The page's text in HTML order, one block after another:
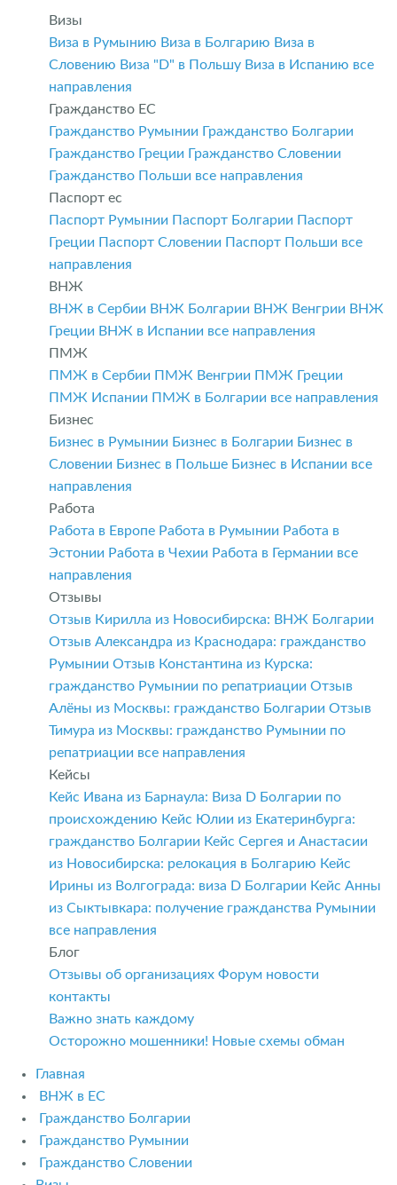
Визы
Виза в Румынию Виза в Болгарию Виза в
Словению Виза "D" в Польшу Виза в Испанию все
направления
Гражданство ЕС
Гражданство Румынии Гражданство Болгарии
Гражданство Греции Гражданство Словении
Гражданство Польши все направления
Паспорт ес
Паспорт Румынии Паспорт Болгарии Паспорт
Греции Паспорт Словении Паспорт Польши все
направления
ВНЖ
ВНЖ в Сербии ВНЖ Болгарии ВНЖ Венгрии ВНЖ
Греции ВНЖ в Испании все направления
ПМЖ
ПМЖ в Сербии ПМЖ Венгрии ПМЖ Греции
ПМЖ Испании ПМЖ в Болгарии все направления
Бизнес
Бизнес в Румынии Бизнес в Болгарии Бизнес в
Словении Бизнес в Польше Бизнес в Испании все
направления
Работа
Работа в Европе Работа в Румынии Работа в
Эстонии Работа в Чехии Работа в Германии все
направления
Отзывы
Отзыв Кирилла из Новосибирска: ВНЖ Болгарии
Отзыв Александра из Краснодара: гражданство
Румынии Отзыв Константина из Курска:
гражданство Румынии по репатриации Отзыв
Алёны из Москвы: гражданство Болгарии Отзыв
Тимура из Москвы: гражданство Румынии по
репатриации все направления
Кейсы
Кейс Ивана из Барнаула: Виза D Болгарии по
происхождению Кейс Юлии из Екатеринбурга:
гражданство Болгарии Кейс Сергея и Анастасии
из Новосибирска: релокация в Болгарию Кейс
Ирины из Волгограда: виза D Болгарии Кейс Анны
из Сыктывкара: получение гражданства Румынии
все направления
Блог
Отзывы об организациях Форум новости
контакты
Важно знать каждому
Осторожно мошенники! Новые схемы обман
Главная
ВНЖ в ЕС
Гражданство Болгарии
Гражданство Румынии
Гражданство Словении